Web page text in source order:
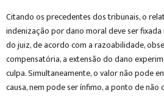
Citando os precedentes dos tribunais, o
indenização por dano moral deve ser
do juiz, de acordo com a razoabilidade,
compensatória, a extensão do dano
culpa. Simultaneamente, o valor não pode
causa, nem pode ser ínfimo, a ponto de não